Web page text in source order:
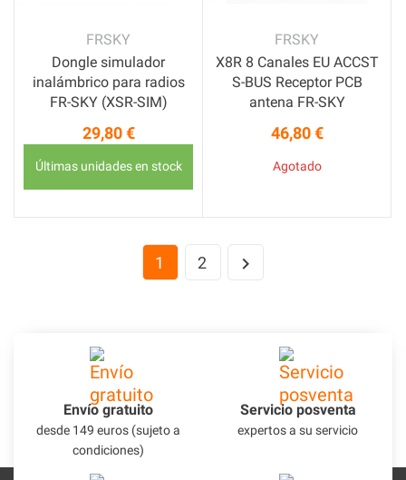
FRSKY
Dongle simulador
inalámbrico para radios
FR-SKY (XSR-SIM)
Precio
29,80 €
Últimas unidades en stock
FRSKY
X8R 8 Canales EU ACCST
S-BUS Receptor PCB
antena FR-SKY
Precio
46,80 €
Agotado
1 2 
Envío gratuito
desde 149 euros (sujeto a
condiciones)
Servicio posventa
expertos a su servicio